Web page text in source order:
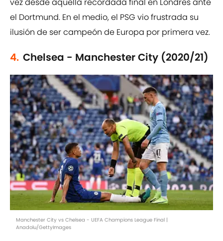
vez desde aquella recordada final en Londres ante
el Dortmund. En el medio, el PSG vio frustrada su
ilusión de ser campeón de Europa por primera vez.
4. Chelsea - Manchester City (2020/21)
Manchester City vs Chelsea - UEFA Champions League Final |
Anadolu/GettyImages